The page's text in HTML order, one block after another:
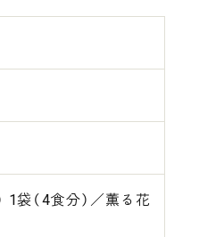
袋（4食分）／薫る花